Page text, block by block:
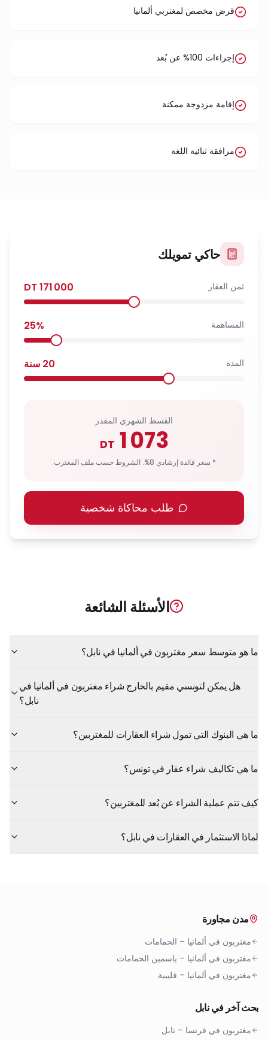
قرض مخصص لمغتربي ألمانيا
إجراءات 100% عن بُعد
إقامة مزدوجة ممكنة
مرافقة ثنائية اللغة
حاكي تمويلك
ثمن العقار 171 000
المساهمة 25%
المدة 20 سنة
القسط الشهري المقدر
1 073
DT
* سعر فائدة إرشادي 8%. الشروط حسب ملف المغترب.
طلب محاكاة شخصية
الأسئلة الشائعة
ما هو متوسط سعر مغتربون في ألمانيا في نابل؟
هل يمكن لتونسي مقيم بالخارج شراء مغتربون في ألمانيا في
نابل؟
ما هي البنوك التي تمول شراء العقارات للمغتربين؟
ما هي تكاليف شراء عقار في تونس؟
كيف تتم عملية الشراء عن بُعد للمغتربين؟
لماذا الاستثمار في العقارات في نابل؟
مدن مجاورة
مغتربون في ألمانيا – الحمامات
مغتربون في ألمانيا – ياسمين الحمامات
مغتربون في ألمانيا – قليبية
بحث آخر في نابل
مغتربون في فرنسا – نابل